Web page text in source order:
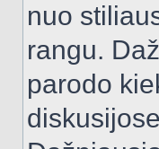
nuo
rangu.
parodo